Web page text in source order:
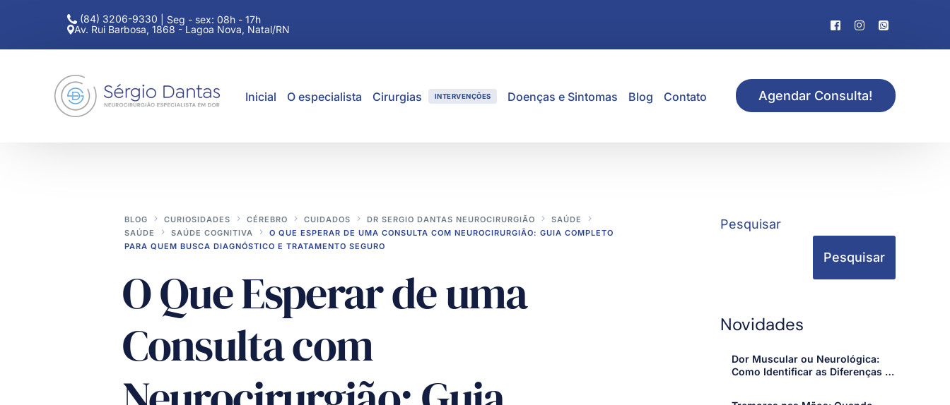
(84) 3206-9330
Seg - sex: 08h - 17h
Av. Rui Barbosa, 1868 - Lagoa Nova, Natal/RN
Inicial O especialista Cirurgias INTERVENÇÕES Doenças e Sintomas Blog Contato Agendar Consulta!
BLOG CURIOSIDADES CÉREBRO CUIDADOS DR SERGIO DANTAS NEUROCIRURGIÃO
SAÚDE
SAÚDE
SAÚDE COGNITIVA
O QUE ESPERAR DE UMA CONSULTA COM NEUROCIRURGIÃO: GUIA COMPLETO
PARA QUEM BUSCA DIAGNÓSTICO E TRATAMENTO SEGURO
O Que Esperar de uma
Consulta com
Pesquisar
Pesquisar
Novidades
Dor Muscular ou Neurológica:
Como Identificar as Diferenças e